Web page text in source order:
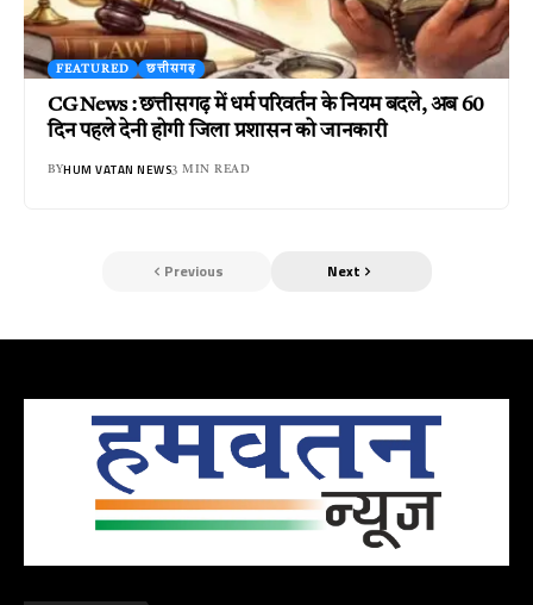
FEATURED छत्तीसगढ़
CG News : छत्तीसगढ़ में धर्म परिवर्तन के नियम बदले, अब 60
दिन पहले देनी होगी जिला प्रशासन को जानकारी
BYHUM VATAN NEWS3 MIN READ
Previous Next